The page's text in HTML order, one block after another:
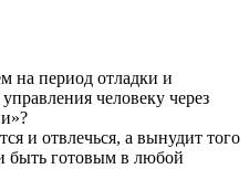
на период отладки и
человеку через
и отвлечься, а вынудит того
быть готовым в любой